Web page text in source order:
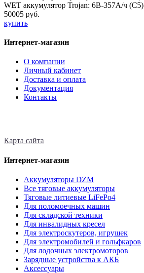
WET аккумулятор Trojan: 6В-357А/ч (С5)
50005 руб.
купить
Интернет-магазин
О компании
Личный кабинет
Доставка и оплата
Документация
Контакты
Карта сайта
Интернет-магазин
Аккумуляторы DZM
Все тяговые аккумуляторы
Тяговые литиевые LiFePo4
Для поломоечных машин
Для складской техники
Для инвалидных кресел
Для электроскутеров, игрушек
Для электромобилей и гольфкаров
Для лодочных электромоторов
Зарядные устройства к АКБ
Аксессуары